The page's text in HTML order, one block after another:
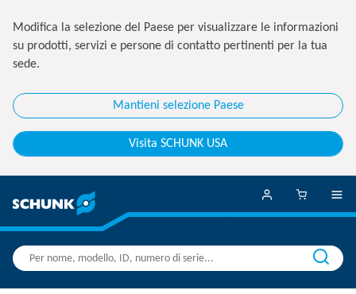
Modifica la selezione del Paese per visualizzare le informazioni
su prodotti, servizi e persone di contatto pertinenti per la tua
sede.
Mantieni selezione Paese
Visita SCHUNK USA